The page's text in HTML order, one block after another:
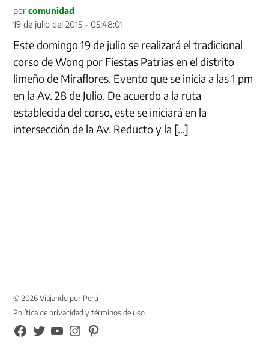
por comunidad
19 de julio del 2015 - 05:48:01
Este domingo 19 de julio se realizará el tradicional
corso de Wong por Fiestas Patrias en el distrito
limeño de Miraflores. Evento que se inicia a las 1 pm
en la Av. 28 de Julio. De acuerdo a la ruta
establecida del corso, este se iniciará en la
intersección de la Av. Reducto y la […]
© 2026 Viajando por Perú
Política de privacidad y términos de uso
FB
TW YouTubeInstagramPinterest